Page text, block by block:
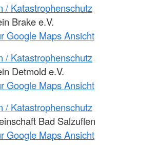
/ Katastrophenschutz
Brake e.V.
Google Maps Ansicht
/ Katastrophenschutz
Detmold e.V.
Google Maps Ansicht
/ Katastrophenschutz
Bad Salzuflen
Google Maps Ansicht